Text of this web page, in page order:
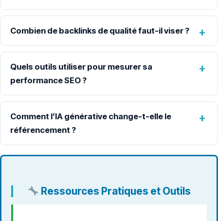
Combien de backlinks de qualité faut-il viser ?
Quels outils utiliser pour mesurer sa
performance SEO ?
Comment l’IA générative change-t-elle le
référencement ?
Ressources Pratiques et Outils